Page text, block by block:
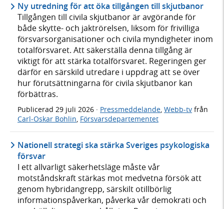
Ny utredning för att öka tillgången till skjutbanor
Tillgången till civila skjutbanor är avgörande för
både skytte- och jaktrörelsen, liksom för frivilliga
försvarsorganisationer och civila myndigheter inom
totalförsvaret. Att säkerställa denna tillgång är
viktigt för att stärka totalförsvaret. Regeringen ger
därför en särskild utredare i uppdrag att se över
hur förutsättningarna för civila skjutbanor kan
förbättras.
Publicerad 29 juli 2026 · Pressmeddelande, Webb-tv från
Carl-Oskar Bohlin, Försvarsdepartementet
Nationell strategi ska stärka Sveriges psykologiska
försvar
I ett allvarligt säkerhetsläge måste vår
motståndskraft stärkas mot medvetna försök att
genom hybridangrepp, särskilt otillbörlig
informationspåverkan, påverka vår demokrati och